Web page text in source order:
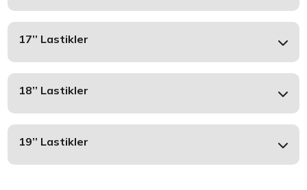
17’’ Lastikler
18’’ Lastikler
19’’ Lastikler